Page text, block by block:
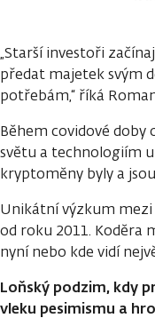
„Starší investoři
předat majetek svým
potřebám,“ říká
Během covidové
světu a technologiím
kryptoměny byly a
Unikátní výzkum mezi
od roku 2011. Koděra
nyní nebo kde vidí
Loňský podzim, kdy
vleku pesimismu a